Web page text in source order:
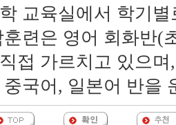
교육실에서 학기
련은 영어 회화반(
접 가르치고 있으
국어, 일본어 반을